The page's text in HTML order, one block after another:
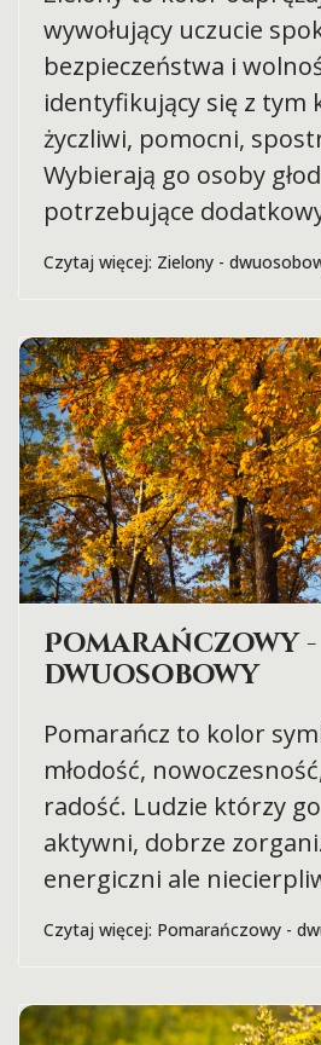
wywołujący uczucie
bezpieczeństwa i
identyfikujący się z tym
życzliwi, pomocni,
Wybierają go osoby
potrzebujące
Czytaj więcej: Zielony -
Pomarańczowy -
dwuosobowy
Pomarańcz to kolor
młodość,
radość. Ludzie którzy
aktywni, dobrze
energiczni ale
Czytaj więcej: Pomarańczowy -